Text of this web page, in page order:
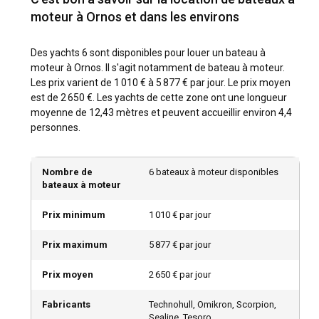
activités nautiques. Notamment, le Festival d'été de
Comment sont les conditions météorologiques et
de navigation à Ornos ?
Ornos bénéficie d'un climat méditerranéen, caractérisé par
des étés chauds et des hivers doux. Attendez-vous à des
reste confortable pour la baignade tout au long de l'été.
mode de vie local. Visitez le site archéologique de Delos,
vous autour de ses maisons cycladiques traditionnelles.
tavernes accueillantes servant des plats traditionnels tels
moteur à Ornos et dans les environs
Des yachts 6 sont disponibles pour louer un bateau à
moteur à Ornos. Il s'agit notamment de bateau à moteur.
Les prix varient de 1 010 € à 5 877 € par jour. Le prix moyen
est de 2 650 €. Les yachts de cette zone ont une longueur
moyenne de 12,43 mètres et peuvent accueillir environ 4,4
personnes.
Nombre de
bateaux à moteur
6 bateaux à moteur disponibles
Prix minimum 1 010 € par jour
Prix maximum 5 877 € par jour
Prix moyen 2 650 € par jour
Fabricants
Technohull, Omikron, Scorpion,